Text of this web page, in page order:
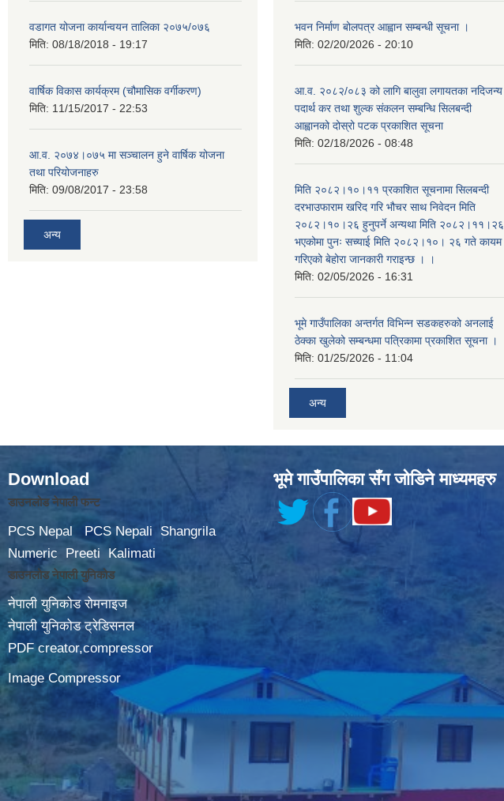
वडागत योजना कार्यान्वयन तालिका २०७५/०७६
मिति: 08/18/2018 - 19:17
वार्षिक विकास कार्यक्रम (चौमासिक वर्गीकरण)
मिति: 11/15/2017 - 22:53
आ.व. २०७४।०७५ मा सञ्चालन हुने वार्षिक योजना
तथा परियोजनाहरु
मिति: 09/08/2017 - 23:58
अन्य
भवन निर्माण बोलपत्र आह्वान सम्बन्धी सूचना ।
मिति: 02/20/2026 - 20:10
आ.व. २०८२/०८३ को लागि बालुवा लगायतका नदिजन्य
पदार्थ कर तथा शुल्क संकलन सम्बन्धि सिलबन्दी
आह्वानको दोस्रो पटक प्रकाशित सूचना
मिति: 02/18/2026 - 08:48
मिति २०८२।१०।११ प्रकाशित सूचनामा सिलबन्दी
दरभाउफाराम खरिद गरि भौचर साथ निवेदन मिति
२०८२।१०।२६ हुनुपर्ने अन्यथा मिति २०८२।११।२६
भएकोमा पुनः सच्याई मिति २०८२।१०। २६ गते कायम
गरिएको बेहोरा जानकारी गराइन्छ । ।
मिति: 02/05/2026 - 16:31
भूमे गाउँपालिका अन्तर्गत विभिन्न सडकहरुको अनलाई
ठेक्का खुलेको सम्बन्धमा पत्रिकामा प्रकाशित सूचना ।
मिति: 01/25/2026 - 11:04
अन्य
Download
डाउनलोड नेपाली फन्ट
PCS Nepal PCS Nepali
Shangrila
Numeric
Preeti Kalimati
डाउनलोड नेपाली युनिकोड
नेपाली युनिकोड रोमनाइज
नेपाली युनिकोड ट्रेडिसनल
PDF creator,compressor
Image Compressor
भूमे गाउँपालिका सँग जोडिने माध्यमहरु